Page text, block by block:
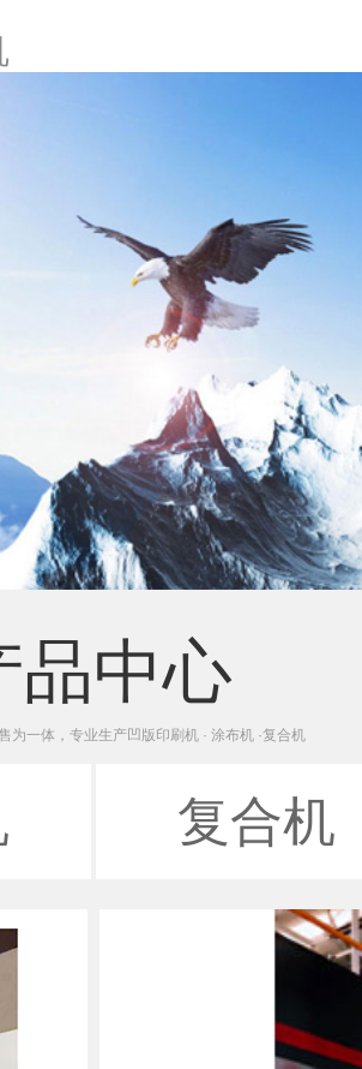
品中心
为一体，专业生产凹版印刷机 · 涂布机 ·复合机
复合机